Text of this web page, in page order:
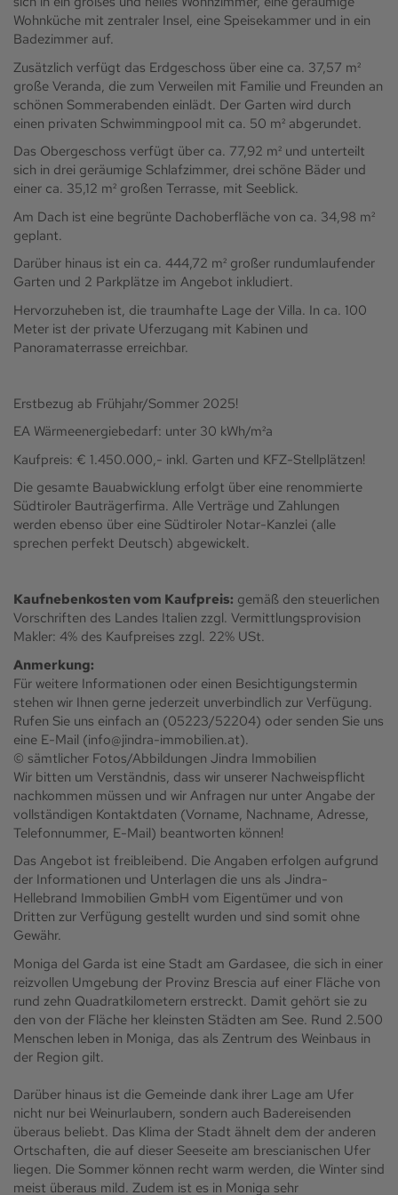
Wohnküche mit zentraler Insel, eine Speisekammer und in ein
Badezimmer auf.
Zusätzlich verfügt das Erdgeschoss über eine ca. 37,57 m²
große Veranda, die zum Verweilen mit Familie und Freunden an
schönen Sommerabenden einlädt. Der Garten wird durch
einen privaten Schwimmingpool mit ca. 50 m² abgerundet.
Das Obergeschoss verfügt über ca. 77,92 m² und unterteilt
sich in drei geräumige Schlafzimmer, drei schöne Bäder und
einer ca. 35,12 m² großen Terrasse, mit Seeblick.
Am Dach ist eine begrünte Dachoberfläche von ca. 34,98 m²
geplant.
Darüber hinaus ist ein ca. 444,72 m² großer rundumlaufender
Garten und 2 Parkplätze im Angebot inkludiert.
Hervorzuheben ist, die traumhafte Lage der Villa. In ca. 100
Meter ist der private Uferzugang mit Kabinen und
Panoramaterrasse erreichbar.
Erstbezug ab Frühjahr/Sommer 2025!
EA Wärmeenergiebedarf: unter 30 kWh/m²a
Kaufpreis: € 1.450.000,- inkl. Garten und KFZ-Stellplätzen!
Die gesamte Bauabwicklung erfolgt über eine renommierte
Südtiroler Bauträgerfirma. Alle Verträge und Zahlungen
werden ebenso über eine Südtiroler Notar-Kanzlei (alle
sprechen perfekt Deutsch) abgewickelt.
Kaufnebenkosten vom Kaufpreis: gemäß den steuerlichen
Vorschriften des Landes Italien zzgl. Vermittlungsprovision
Makler: 4% des Kaufpreises zzgl. 22% USt.
Anmerkung:
Für weitere Informationen oder einen Besichtigungstermin
stehen wir Ihnen gerne jederzeit unverbindlich zur Verfügung.
Rufen Sie uns einfach an (05223/52204) oder senden Sie uns
eine E-Mail (info@jindra-immobilien.at).
© sämtlicher Fotos/Abbildungen Jindra Immobilien
Wir bitten um Verständnis, dass wir unserer Nachweispflicht
nachkommen müssen und wir Anfragen nur unter Angabe der
vollständigen Kontaktdaten (Vorname, Nachname, Adresse,
Telefonnummer, E-Mail) beantworten können!
Das Angebot ist freibleibend. Die Angaben erfolgen aufgrund
der Informationen und Unterlagen die uns als Jindra-
Hellebrand Immobilien GmbH vom Eigentümer und von
Dritten zur Verfügung gestellt wurden und sind somit ohne
Gewähr.
Moniga del Garda ist eine Stadt am Gardasee, die sich in einer
reizvollen Umgebung der Provinz Brescia auf einer Fläche von
rund zehn Quadratkilometern erstreckt. Damit gehört sie zu
den von der Fläche her kleinsten Städten am See. Rund 2.500
Menschen leben in Moniga, das als Zentrum des Weinbaus in
der Region gilt.
Darüber hinaus ist die Gemeinde dank ihrer Lage am Ufer
nicht nur bei Weinurlaubern, sondern auch Badereisenden
überaus beliebt. Das Klima der Stadt ähnelt dem der anderen
Ortschaften, die auf dieser Seeseite am brescianischen Ufer
liegen. Die Sommer können recht warm werden, die Winter sind
meist überaus mild. Zudem ist es in Moniga sehr